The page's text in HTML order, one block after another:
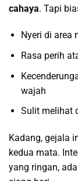
cahaya. Tapi
Nyeri di area
Rasa perih
wajah
Sulit melihat
Kadang, gejala
kedua mata.
yang ringan,